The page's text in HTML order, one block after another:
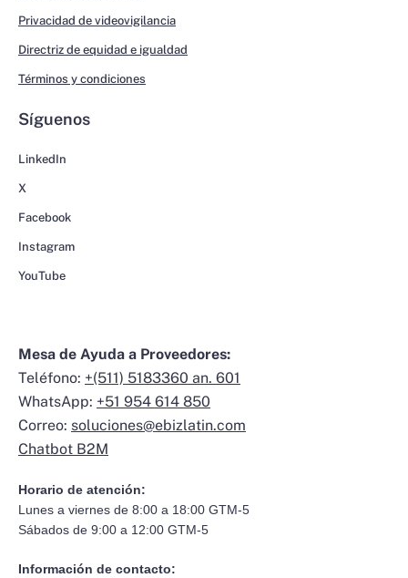
Privacidad de videovigilancia
Directriz de equidad e igualdad
Términos y condiciones
Síguenos
LinkedIn
X
Facebook
Instagram
YouTube
Mesa de Ayuda a Proveedores:
Teléfono: +(511) 5183360 an. 601
WhatsApp: +51 954 614 850
Correo: soluciones@ebizlatin.com
Chatbot B2M
Horario de atención:
Lunes a viernes de 8:00 a 18:00 GTM-5
Sábados de 9:00 a 12:00 GTM-5
Información de contacto: